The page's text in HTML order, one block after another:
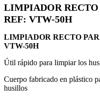
LIMPIADOR
REF: VTW-50H
LIMPIADOR RECTO
VTW-50H
Útil rápido para limpiar los
Cuerpo fabricado en plástico
husillos